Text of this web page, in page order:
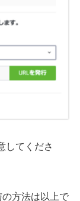
してくださ
の方法は以上で